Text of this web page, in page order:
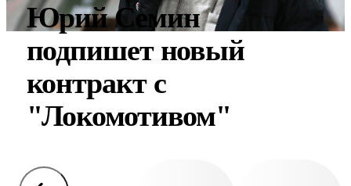
Юрий Семин
подпишет новый
контракт с
"Локомотивом"